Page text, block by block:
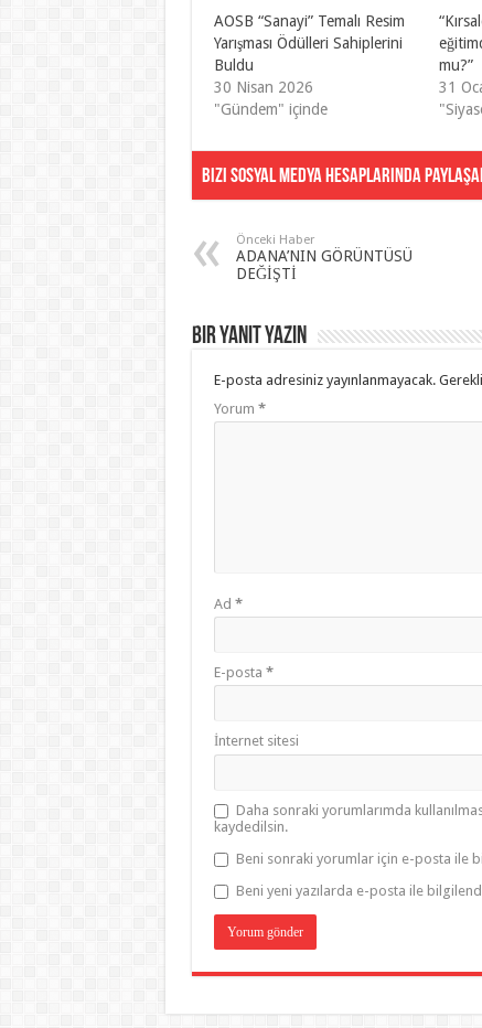
AOSB “Sanayi” Temalı Resim
Yarışması Ödülleri Sahiplerini
Buldu
30 Nisan 2026
"Gündem" içinde
mu?”
31
Bizi Sosyal Medya Hesaplarında
Önceki Haber
ADANA’NIN GÖRÜNTÜSÜ
DEĞİŞTİ
Bir yanıt yazın
E-posta adresiniz yayınlanmayacak.
Yorum *
Ad *
E-posta *
İnternet sitesi
Daha sonraki yorumlarımda
kaydedilsin.
Beni sonraki yorumlar için e-posta ile
Beni yeni yazılarda e-posta ile